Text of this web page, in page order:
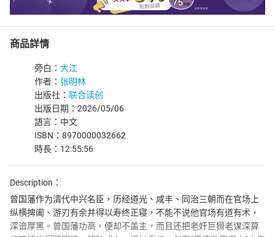
商品詳情
旁白： 大江
作者： 张明林
出版社： 联合读创
出版日期：2026/05/06
語言：中文
ISBN：8970000032662
時長：12:55:56
Description：
曾国藩作为清代中兴名臣，历经道光、咸丰、同治三朝而在官场上
纵横捭阖、游刃有余并得以寿终正寝，不能不说他官场有道有术，
深谙厚黑。曾国藩功高，便却不盖主，而且还把老奸巨猾老谋深算